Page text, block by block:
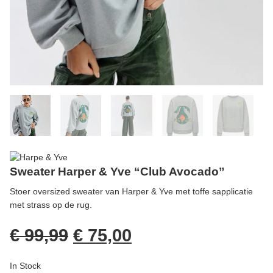
Sweater Harper & Yve “Club Avocado”
Stoer oversized sweater van Harper & Yve met toffe sapplicatie
met strass op de rug.
€99,99 € 75,00
In Stock